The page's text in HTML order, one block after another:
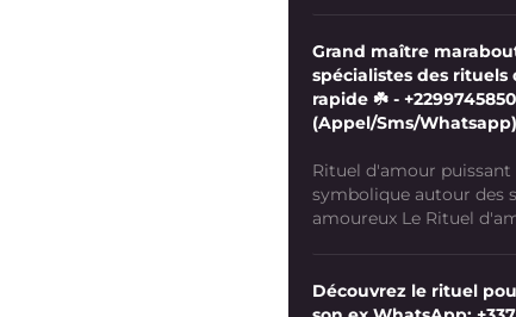
Grand maître
spécialistes des
rapide ☘️ -
(Appel/Sms/Whatsapp)
Rituel d'amour puissant
symbolique autour des
amoureux Le Rituel
Découvrez le rituel